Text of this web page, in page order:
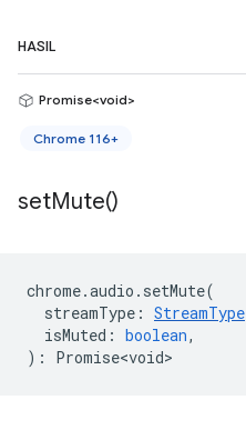
HASIL
Promise<void>
Chrome 116+
setMute()
chrome.audio . setMute(
streamType : StreamType
isMuted : boolean,
) : Promise<void>